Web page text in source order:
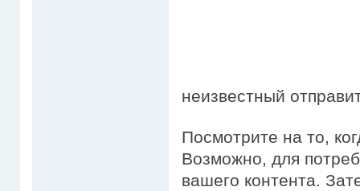
неизвестный
Посмотрите на то,
Возможно, для
вашего контента.